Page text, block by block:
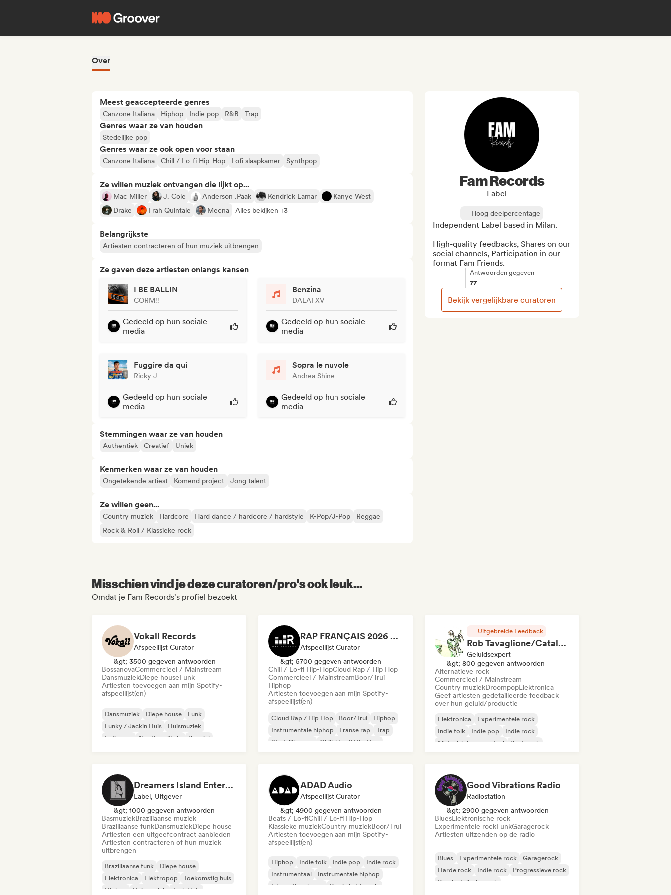
Over
Meest geaccepteerde genres
Canzone Italiana Hiphop Indie pop R&B Trap
Genres waar ze van houden
Stedelijke pop
Genres waar ze ook open voor staan
Canzone Italiana Chill / Lo-fi Hip-Hop Lofi slaapkamer Synthpop
Ze willen muziek ontvangen die lijkt op...
Mac Miller J. Cole Anderson .Paak Kendrick Lamar
Kanye West
Drake
Frah Quintale Mecna Alles bekijken +3
Belangrijkste
Artiesten contracteren of hun muziek uitbrengen
Ze gaven deze artiesten onlangs kansen
I BE BALLIN
CORM!!
Gedeeld op hun sociale
media
Benzina
DALAI XV
Gedeeld op hun sociale
media
Fuggire da qui
Ricky J
Gedeeld op hun sociale
media
Sopra le nuvole
Andrea Shine
Gedeeld op hun sociale
media
Stemmingen waar ze van houden
Authentiek Creatief Uniek
Kenmerken waar ze van houden
Ongetekende artiest Komend project Jong talent
Ze willen geen...
Country muziek Hardcore Hard dance / hardcore / hardstyle K-Pop/J-Pop
Reggae
Rock & Roll / Klassieke rock
Fam Records
Label
Hoog deelpercentage
Independent Label based in Milan.
High-quality feedbacks, Shares on our
social channels, Participation in our
format Fam Friends.
Antwoorden gegeven
77
Bekijk vergelijkbare curatoren
Misschien vind je deze curatoren/pro's ook leuk...
Omdat je Fam Records's profiel bezoekt
Vokall Records
Afspeellijst Curator
&gt; 3500 gegeven antwoorden
BossanovaCommercieel / Mainstream
DansmuziekDiepe houseFunk
Artiesten toevoegen aan mijn Spotify-
afspeellijst(en)
Dansmuziek Diepe house
Funk
Funky / Jackin Huis
Huismuziek
Indie pop
Nu-disco/Italo Popziel
RAP FRANÇAIS 2026 🔥🇫🇷 (Way Records)
Afspeellijst Curator
&gt; 5700 gegeven antwoorden
Chill / Lo-fi Hip-HopCloud Rap / Hip Hop
Commercieel / MainstreamBoor/Trui
Hiphop
Artiesten toevoegen aan mijn Spotify-
afspeellijst(en)
Cloud Rap / Hip Hop Boor/Trui
Hiphop
Instrumentale hiphop
Franse rap
Trap
Stedelijke pop
Chill / Lo-fi Hip-Hop
Uitgebreide Feedback
Rob Tavaglione/Catalyst Recording
Geluidsexpert
&gt; 800 gegeven antwoorden
Alternatieve rock
Commercieel / Mainstream
Country muziekDroompopElektronica
Geef artiesten gedetailleerde feedback
over hun geluid/productie
Elektronica
Experimentele rock
Indie folk
Indie pop
Indie rock
Metaal / Zwaar metaal
Post punk
Dreamers Island Entertainment
Label, Uitgever
&gt; 1000 gegeven antwoorden
BasmuziekBraziliaanse muziek
Braziliaanse funkDansmuziekDiepe house
Artiesten een uitgeefcontract aanbieden
Artiesten contracteren of hun muziek
uitbrengen
Braziliaanse funk
Diepe house
Elektronica
Elektropop
Toekomstig huis
Hiphop
Huismuziek Tech Huis
ADAD Audio
Afspeellijst Curator
&gt; 4900 gegeven antwoorden
Beats / Lo-fiChill / Lo-fi Hip-Hop
Klassieke muziekCountry muziekBoor/Trui
Artiesten toevoegen aan mijn Spotify-
afspeellijst(en)
Hiphop Indie folk Indie pop
Indie rock
Instrumentaal
Instrumentale hiphop
Internationale rap
Rap in het Engels
Good Vibrations Radio
Radiostation
&gt; 2900 gegeven antwoorden
BluesElektronische rock
Experimentele rockFunkGaragerock
Artiesten uitzenden op de radio
Blues Experimentele rock
Garagerock
Harde rock
Indie rock
Progressieve rock
Psychedelische rock